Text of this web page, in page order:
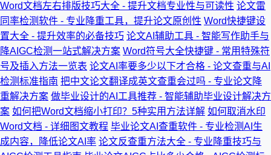
Word文档左右排版技巧大全 - 提升文档专业性与可读性 论文雷
同率检测软件 - 专业降重工具，提升论文原创性 Word快捷键设
置大全 - 提升效率的必备技巧 论文AI辅助工具 - 智能写作助手与
降AIGC检测一站式解决方案 Word符号大全快捷键 - 常用特殊符
号及插入方法一览表 论文AI率要多少以下才合格 - 论文查重与AI
检测标准指南 把中文论文翻译成英文查重会过吗 - 专业论文降
重解决方案 做毕业设计的AI工具推荐 - 智能辅助毕业设计解决方
案 如何把Word文档缩小打印？5种实用方法详解 如何取消水印
Word文档 - 详细图文教程 毕业论文AI查重软件 - 专业检测AI生
成内容，降低论文AI率 论文反查重方法大全 - 专业降重技巧与